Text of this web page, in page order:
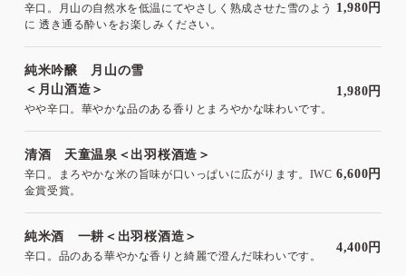
辛口。月山の自然水を低温にてやさしく熟成させた雪のよう
に 透き通る酔いをお楽しみください。
1,980円
純米吟醸 月山の雪
＜月山酒造＞
やや辛口。華やかな品のある香りとまろやかな味わいです。
1,980円
清酒 天童温泉＜出羽桜酒造＞
辛口。まろやかな米の旨味が口いっぱいに広がります。IWC
金賞受賞。
6,600円
純米酒 一耕＜出羽桜酒造＞
辛口。品のある華やかな香りと綺麗で澄んだ味わいです。
4,400円